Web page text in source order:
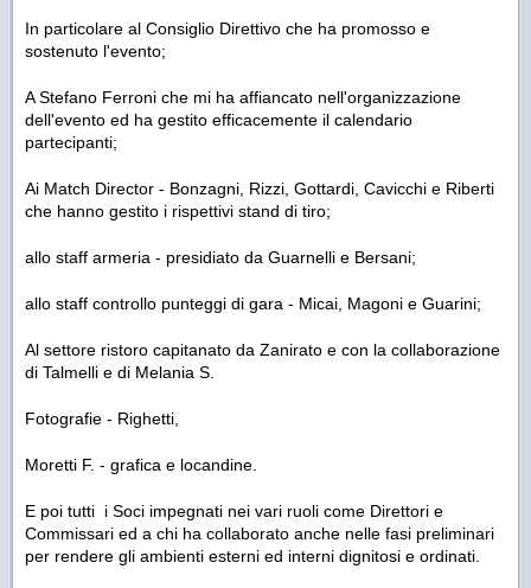
In particolare al Consiglio Direttivo che ha promosso e
sostenuto l'evento;
A Stefano Ferroni che mi ha affiancato nell'organizzazione
dell'evento ed ha gestito efficacemente il calendario
partecipanti;
Ai Match Director - Bonzagni, Rizzi, Gottardi, Cavicchi e Riberti
che hanno gestito i rispettivi stand di tiro;
allo staff armeria - presidiato da Guarnelli e Bersani;
allo staff controllo punteggi di gara - Micai, Magoni e Guarini;
Al settore ristoro capitanato da Zanirato e con la collaborazione
di Talmelli e di Melania S.
Fotografie - Righetti,
Moretti F. - grafica e locandine.
E poi tutti i Soci impegnati nei vari ruoli come Direttori e
Commissari ed a chi ha collaborato anche nelle fasi preliminari
per rendere gli ambienti esterni ed interni dignitosi e ordinati.